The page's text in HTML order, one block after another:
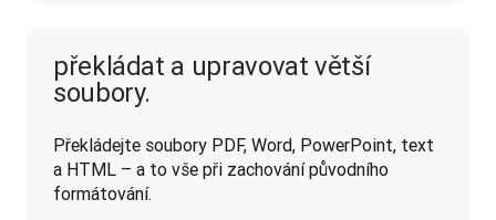
překládat a upravovat větší
soubory.
Překládejte soubory PDF, Word, PowerPoint, text
a HTML – a to vše při zachování původního
formátování.